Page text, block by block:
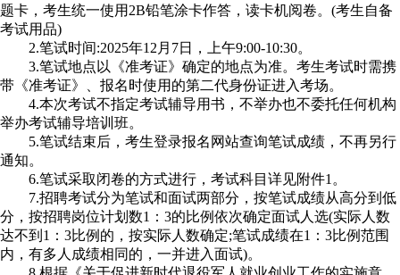
题卡，考生统一使用2B铅笔涂卡作答，读卡机阅卷。(考生自备
考试用品)
2.笔试时间:2025年12月7日，上午9:00-10:30。
3.笔试地点以《准考证》确定的地点为准。考生考试时需携
带《准考证》、报名时使用的第二代身份证进入考场。
4.本次考试不指定考试辅导用书，不举办也不委托任何机构
举办考试辅导培训班。
5.笔试结束后，考生登录报名网站查询笔试成绩，不再另行
通知。
6.笔试采取闭卷的方式进行，考试科目详见附件1。
7.招聘考试分为笔试和面试两部分，按笔试成绩从高分到低
分，按招聘岗位计划数1：3的比例依次确定面试人选(实际人数
达不到1：3比例的，按实际人数确定;笔试成绩在1：3比例范围
内，有多人成绩相同的，一并进入面试)。